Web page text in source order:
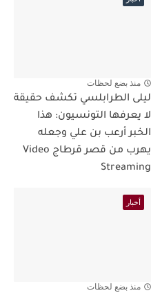
منذ بضع لحظات
ليلى الطرابلسي تكشف حقيقة
لا يعرفها التونسيون: هذا
الخبر أرعب بن علي وجعله
يهرب من قصر قرطاج Video
Streaming
أخبار
منذ بضع لحظات